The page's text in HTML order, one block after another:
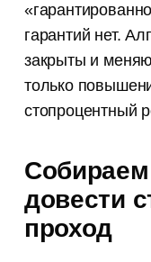
гарантий нет.
закрыты и
только
стопроцентный
Собираем
довести
проход